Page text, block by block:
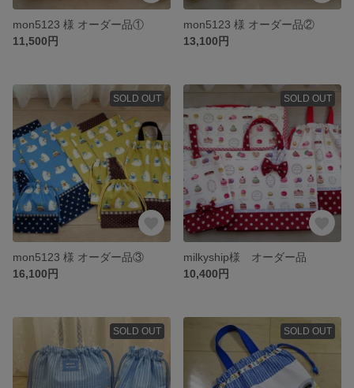
mon5123 様 オーダー品①
11,500円
mon5123 様 オーダー品②
13,100円
SOLD OUT
mon5123 様 オーダー品③
16,100円
SOLD OUT
milkyship様 オーダー品
10,400円
SOLD OUT SOLD OUT